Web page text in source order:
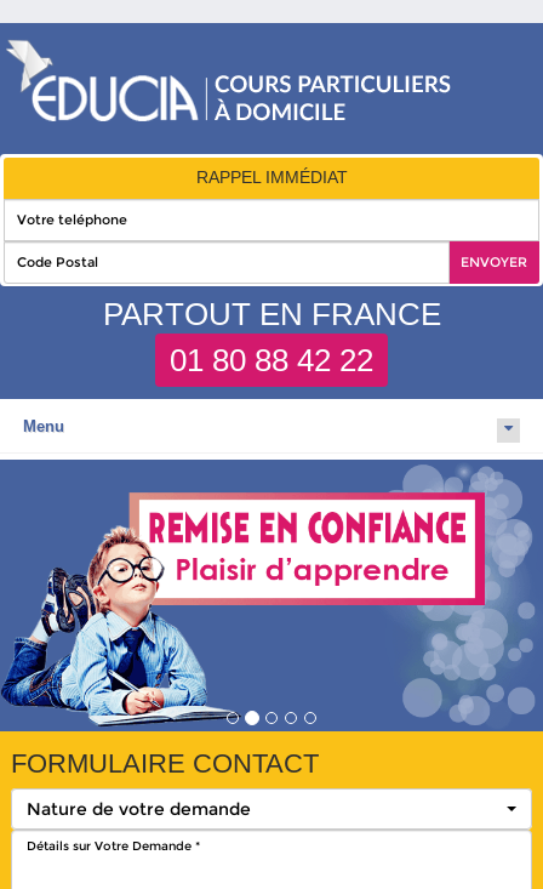
RAPPEL IMMÉDIAT
PARTOUT EN FRANCE
01 80 88 42 22
Menu
FORMULAIRE CONTACT
Nature de votre demande